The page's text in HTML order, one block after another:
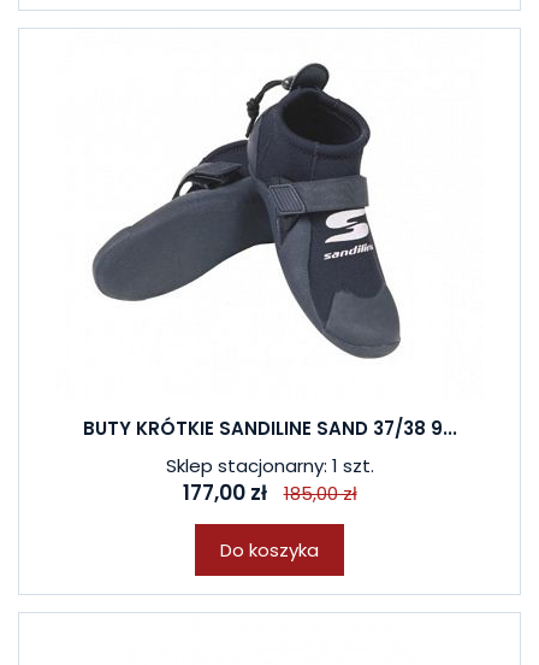
BUTY KRÓTKIE SANDILINE SAND 37/38 9...
Sklep stacjonarny: 1 szt.
177,00 zł 185,00 zł
Do koszyka